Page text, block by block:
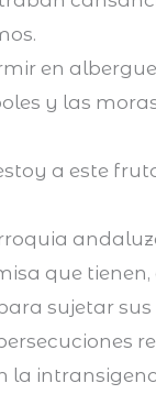
en
y las
a este
que tienen,
sujetar sus
la